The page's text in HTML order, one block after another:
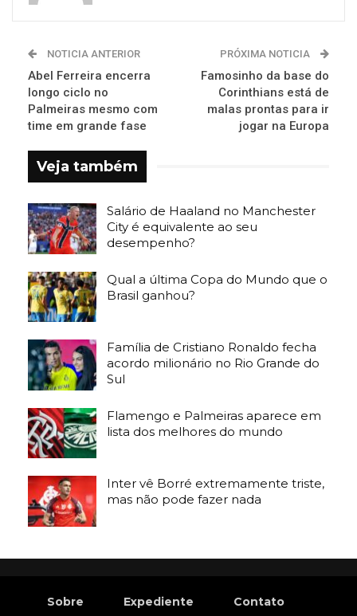
NOTICIA ANTERIOR
Abel Ferreira encerra
longo ciclo no
Palmeiras mesmo com
time em grande fase
PRÓXIMA NOTICIA
Famosinho da base do
Corinthians está de
malas prontas para ir
jogar na Europa
Veja também
Salário de Haaland no Manchester
City é equivalente ao seu
desempenho?
Qual a última Copa do Mundo que o
Brasil ganhou?
Família de Cristiano Ronaldo fecha
acordo milionário no Rio Grande do
Sul
Flamengo e Palmeiras aparece em
lista dos melhores do mundo
Inter vê Borré extremamente triste,
mas não pode fazer nada
Sobre Expediente Contato